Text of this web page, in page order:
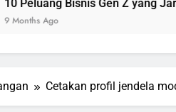
Bisnis Gen Z yang Jarang
Cetakan profil jendela